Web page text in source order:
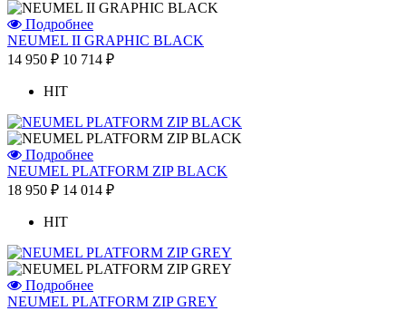
Подробнее
NEUMEL II GRAPHIC BLACK
14 950 ₽ 10 714 ₽
HIT
Подробнее
NEUMEL PLATFORM ZIP BLACK
18 950 ₽ 14 014 ₽
HIT
Подробнее
NEUMEL PLATFORM ZIP GREY